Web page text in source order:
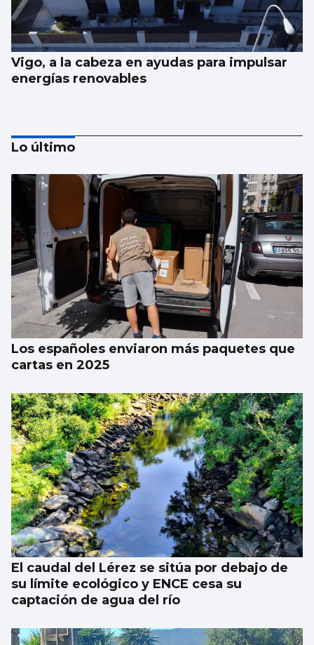
Vigo, a la cabeza en ayudas para impulsar
energías renovables
Juan de Castro: “No festival tentamos un
equilibrio entre calidade e informalidade”
Lo último
Los españoles enviaron más paquetes que
cartas en 2025
El caudal del Lérez se sitúa por debajo de
su límite ecológico y ENCE cesa su
captación de agua del río